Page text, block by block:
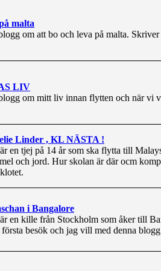
malta
om att bo och leva på malta.
LIV
om mitt liv innan flytten och när vi
Linder , KL NÄSTA !
en tjej på 14 år som ska flytta till
och jord. Hur skolan är där ocm
i Bangalore
en kille från Stockholm som åker till
besök och jag vill med denna